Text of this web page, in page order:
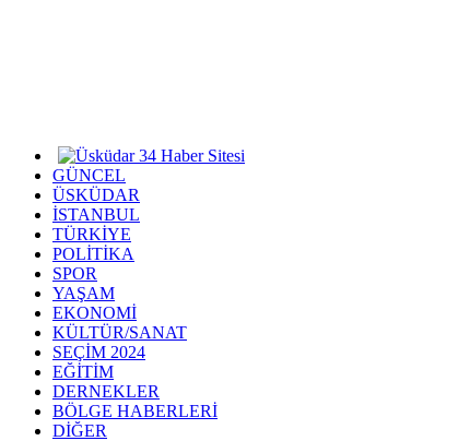
GÜNCEL
ÜSKÜDAR
İSTANBUL
TÜRKİYE
POLİTİKA
SPOR
YAŞAM
EKONOMİ
KÜLTÜR/SANAT
SEÇİM 2024
EĞİTİM
DERNEKLER
BÖLGE HABERLERİ
DİĞER